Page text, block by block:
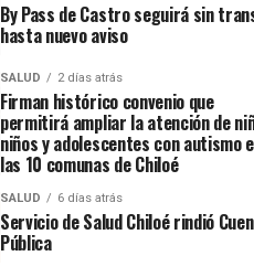
By Pass de Castro seguirá sin
hasta nuevo aviso
SALUD 2 días atrás
Firman histórico convenio que
permitirá ampliar la atención de
niños y adolescentes con autismo
las 10 comunas de Chiloé
SALUD 6 días atrás
Servicio de Salud Chiloé rindió
Pública